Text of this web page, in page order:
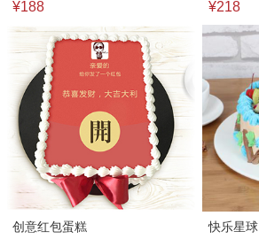
¥188 ¥218
创意红包蛋糕 快乐星球